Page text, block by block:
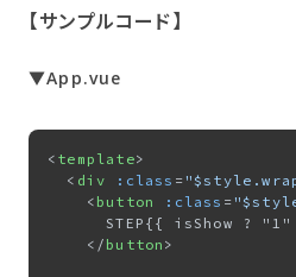
【サンプルコード】
▼App.vue
< template>
< div :class =
< button :class =
STEP{{ isShow ? "1"
</ button >